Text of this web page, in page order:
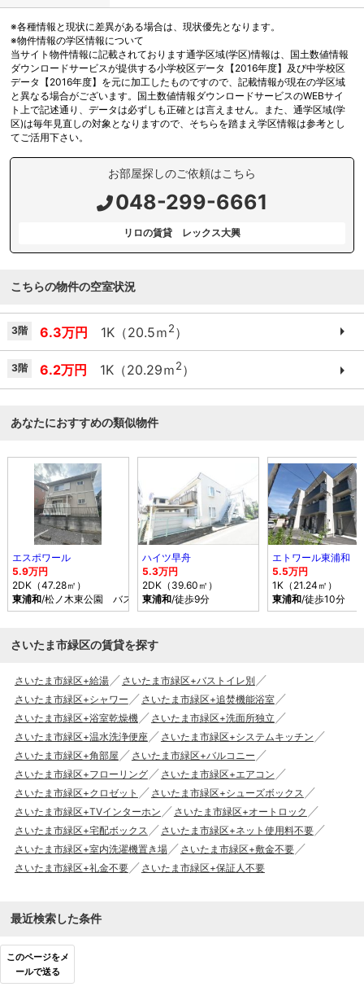
※各種情報と現状に差異がある場合は、現状優先となります。
※物件情報の学区情報について
当サイト物件情報に記載されております通学区域(学区)情報は、国土数値情報
ダウンロードサービスが提供する小学校区データ【2016年度】及び中学校区
データ【2016年度】を元に加工したものですので、記載情報が現在の学区域
と異なる場合がございます。国土数値情報ダウンロードサービスのWEBサイ
ト上で記述通り、データは必ずしも正確とは言えません。また、通学区域(学
区)は毎年見直しの対象となりますので、そちらを踏まえ学区情報は参考とし
てご活用下さい。
お部屋探しのご依頼はこちら
048-299-6661
リロの賃貸 レックス大興
こちらの物件の空室状況
3階 6.3万円 1K（20.5ｍ2）
3階 6.2万円 1K（20.29ｍ2）
あなたにおすすめの類似物件
エスポワール
5.9万円
2DK（47.28㎡）
東浦和/松ノ木東公園 バス乗車時間6分 停歩5分
ハイツ早舟
5.3万円
2DK（39.60㎡）
東浦和/徒歩9分
エトワール東浦和
5.5万円
1K（21.24㎡）
東浦和/徒歩10分
さいたま市緑区の賃貸を探す
さいたま市緑区+給湯
さいたま市緑区+バストイレ別
さいたま市緑区+シャワー
さいたま市緑区+追焚機能浴室
さいたま市緑区+浴室乾燥機
さいたま市緑区+洗面所独立
さいたま市緑区+温水洗浄便座
さいたま市緑区+システムキッチン
さいたま市緑区+角部屋
さいたま市緑区+バルコニー
さいたま市緑区+フローリング
さいたま市緑区+エアコン
さいたま市緑区+クロゼット
さいたま市緑区+シューズボックス
さいたま市緑区+TVインターホン
さいたま市緑区+オートロック
さいたま市緑区+宅配ボックス
さいたま市緑区+ネット使用料不要
さいたま市緑区+室内洗濯機置き場
さいたま市緑区+敷金不要
さいたま市緑区+礼金不要
さいたま市緑区+保証人不要
最近検索した条件
このページをメ
ールで送る